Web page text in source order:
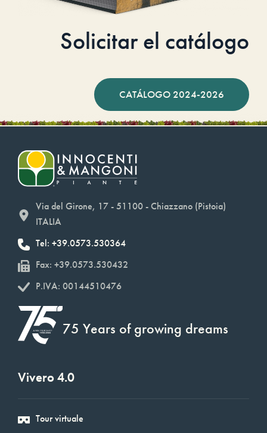
Solicitar el catálogo
CATÁLOGO 2024-2026
Via del Girone, 17 - 51100 - Chiazzano (Pistoia)
ITALIA
Tel: +39.0573.530364
Fax: +39.0573.530432
P.IVA: 00144510476
75 Years of growing dreams
Vivero 4.0
Tour virtuale